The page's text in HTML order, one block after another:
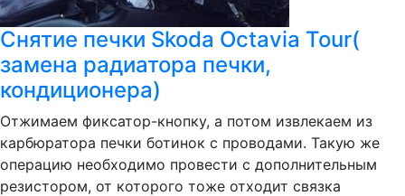
Снятие печки Skoda Octavia Tour(
замена радиатора печки,
кондиционера)
Отжимаем фиксатор-кнопку, а потом извлекаем из
карбюратора печки ботинок с проводами. Такую же
операцию необходимо провести с дополнительным
резистором, от которого тоже отходит связка